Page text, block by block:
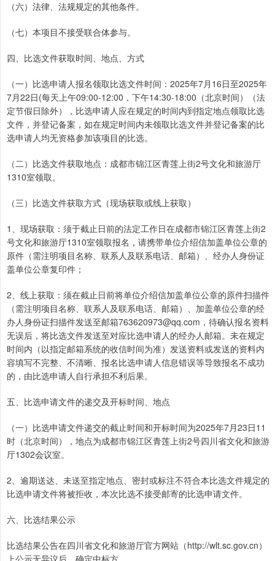
（六）法律、法规规定的其他条件。
（七）本项目不接受联合体参与。
四、比选文件获取时间、地点、方式
（一）比选申请人报名领取比选文件时间：2025年7月16日至2025年
7月22日(每天上午09:00-12:00，下午14:30-18:00（北京时间）（法
定节假日除外），比选申请人应在规定的时间内到指定地点领取比选
文件，并登记备案，如在规定时间内未领取比选文件并登记备案的比
选申请人均无资格参加该项目的比选。
（二）比选文件获取地点：成都市锦江区青莲上街2号文化和旅游厅
1310室领取。
（三）比选文件获取方式（现场获取或线上获取）
1、现场获取：须于截止日前的法定工作日在成都市锦江区青莲上街2
号文化和旅游厅1310室领取报名，请携带单位介绍信加盖单位公章的
原件（需注明项目名称、联系人及联系电话、邮箱）、经办人身份证
盖单位公章复印件；
2、线上获取：须在截止日前将单位介绍信加盖单位公章的原件扫描件
（需注明项目名称、联系人及联系电话、邮箱）、加盖单位公章的经
办人身份证扫描件发送至邮箱763620973@qq.com，待确认报名资料
无误后，将比选文件发送至对应比选申请人的经办人邮箱。未在规定
时间内（以指定邮箱系统的收信时间为准）发送资料或发送的资料内
容填写不完整、不清晰、报名比选申请人信息错误等导致报名不成功
的，由比选申请人自行承担不利后果。
五、比选申请文件的递交及开标时间、地点
（一）比选申请文件递交的截止时间和开标时间为2025年7月23日11
时（北京时间），地点为成都市锦江区青莲上街2号四川省文化和旅游
厅1302会议室。
2、逾期送达、未送至指定地点、密封或标注不符合本比选文件规定的
比选申请文件将被拒收，本次比选不接受邮寄的比选申请文件。
六、比选结果公示
比选结果公告在四川省文化和旅游厅官方网站（http://wlt.sc.gov.cn）
上公示无异议后，确定中标方。